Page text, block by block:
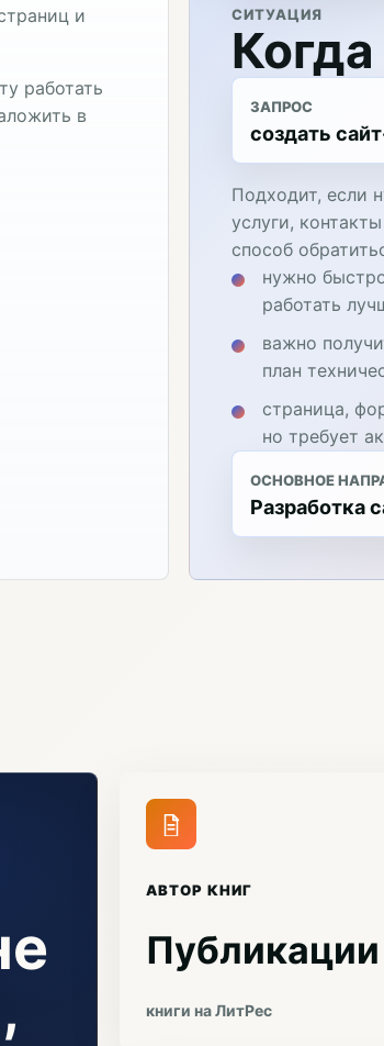
и
работать
в
СИТУАЦИЯ
ЗАПРОС
создать
Подходит, если
услуги,
способ
нужно
работать
важно
план
страница,
но требует
ОСНОВНОЕ
Разработка
АВТОР КНИГ
книги на ЛитРес